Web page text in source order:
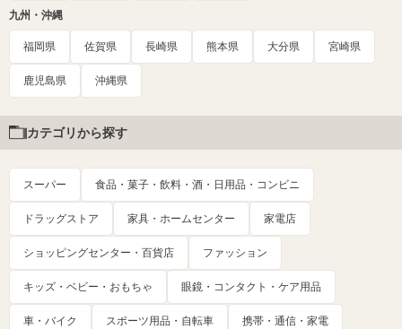
九州・沖縄
福岡県 佐賀県 長崎県 熊本県 大分県 宮崎県
鹿児島県 沖縄県
カテゴリから探す
スーパー 食品・菓子・飲料・酒・日用品・コンビニ
ドラッグストア 家具・ホームセンター 家電店
ショッピングセンター・百貨店 ファッション
キッズ・ベビー・おもちゃ 眼鏡・コンタクト・ケア用品
車・バイク スポーツ用品・自転車 携帯・通信・家電